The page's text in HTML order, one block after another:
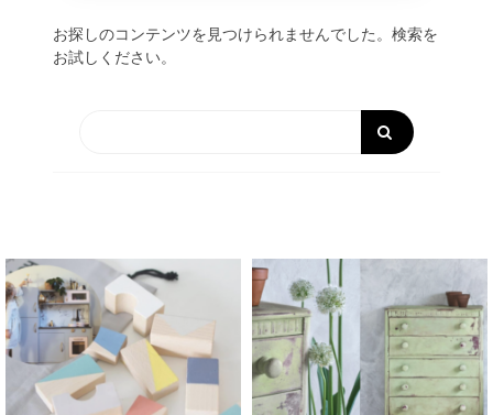
お探しのコンテンツを見つけられませんでした。検索を
お試しください。